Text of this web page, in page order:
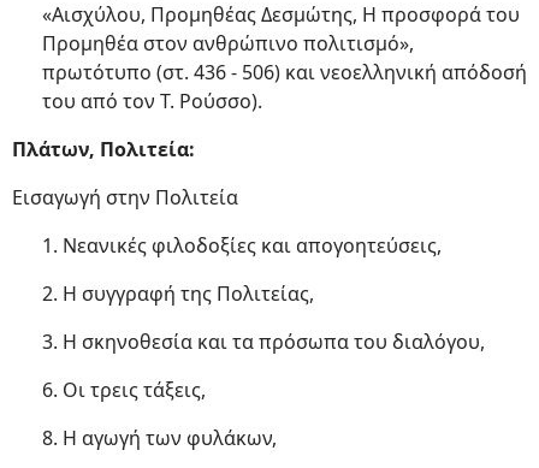
«Αισχύλου, Προμηθέας Δεσμώτης, Η προσφορά του
Προμηθέα στον ανθρώπινο πολιτισμό»,
πρωτότυπο (στ. 436 - 506) και νεοελληνική απόδοσή
του από τον Τ. Ρούσσο).
Πλάτων, Πολιτεία:
Εισαγωγή στην Πολιτεία
1. Νεανικές φιλοδοξίες και απογοητεύσεις,
2. Η συγγραφή της Πολιτείας,
3. Η σκηνοθεσία και τα πρόσωπα του διαλόγου,
6. Οι τρεις τάξεις,
8. Η αγωγή των φυλάκων,